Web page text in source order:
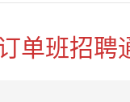
单班招聘